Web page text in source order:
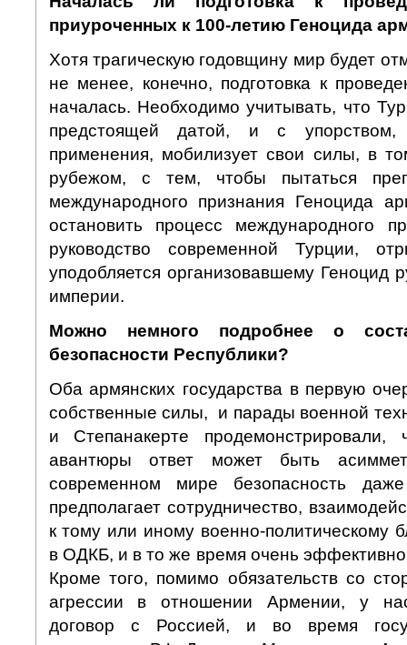
приуроченных к 100-летию Геноцида
Хотя трагическую годовщину мир будет
не менее, конечно, подготовка к
началась. Необходимо учитывать, что
предстоящей датой, и с упорством,
применения, мобилизует свои силы, в
рубежом, с тем, чтобы пытаться
международного признания Геноцида
остановить процесс международного
руководство современной Турции,
уподобляется организовавшему Геноцид
империи.
Можно немного подробнее о
безопасности Республики?
Оба армянских государства в первую
собственные силы, и парады военной
и Степанакерте
авантюры ответ может быть
современном мире безопасность даже
предполагает сотрудничество,
к тому или иному военно-политическому
в ОДКБ, и в то же время очень
Кроме того, помимо обязательств со
агрессии в отношении Армении, у
договор с Россией, и во время